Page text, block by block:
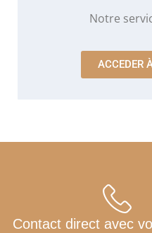
Notre
ACCEDER
Contact direct avec